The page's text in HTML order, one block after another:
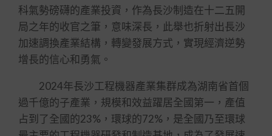
科氣勢磅礴的產業投資，作為長沙制造在十二五開
局之年的收官之筆，意味深長，此舉也折射出長沙
加速調換產業結構，轉變發展方式，實現經濟逆勢
增長的信心和勇氣。
2024年長沙工程機器產業集群成為湖南省首個
過千億的子產業，規模和效益躍居全國第一，產值
占到了全國的23%，環球的72%，是全國乃至環球